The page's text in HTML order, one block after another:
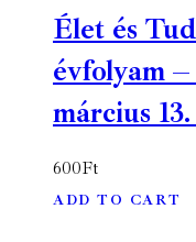
Élet és
évfolyam –
március
600Ft
ADD TO CART